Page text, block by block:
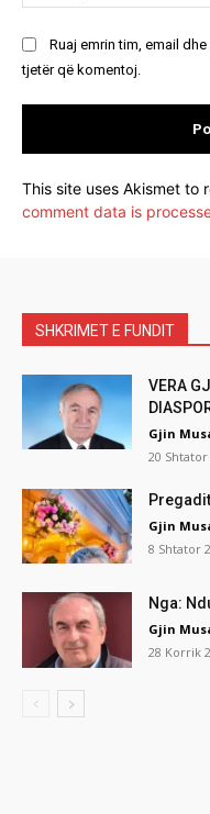
Ruaj emrin tim, email
tjetër që komentoj.
This site uses Akismet to
comment data is
SHKRIMET E FUNDIT
VERA
Gjin
20 Shtator
Gjin
8 Shtator
Nga:
Gjin
28 Korrik